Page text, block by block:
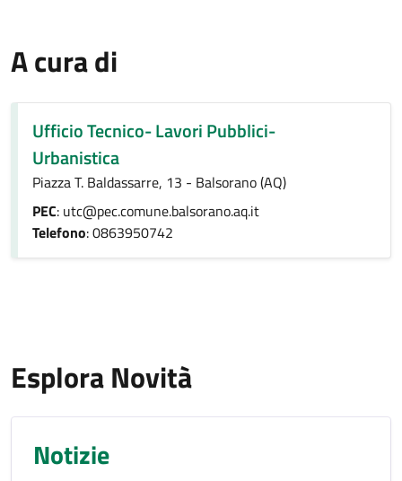
A cura di
Ufficio Tecnico- Lavori Pubblici-
Urbanistica
Piazza T. Baldassarre, 13 - Balsorano (AQ)
PEC: utc@pec.comune.balsorano.aq.it
Telefono: 0863950742
Esplora Novità
Notizie